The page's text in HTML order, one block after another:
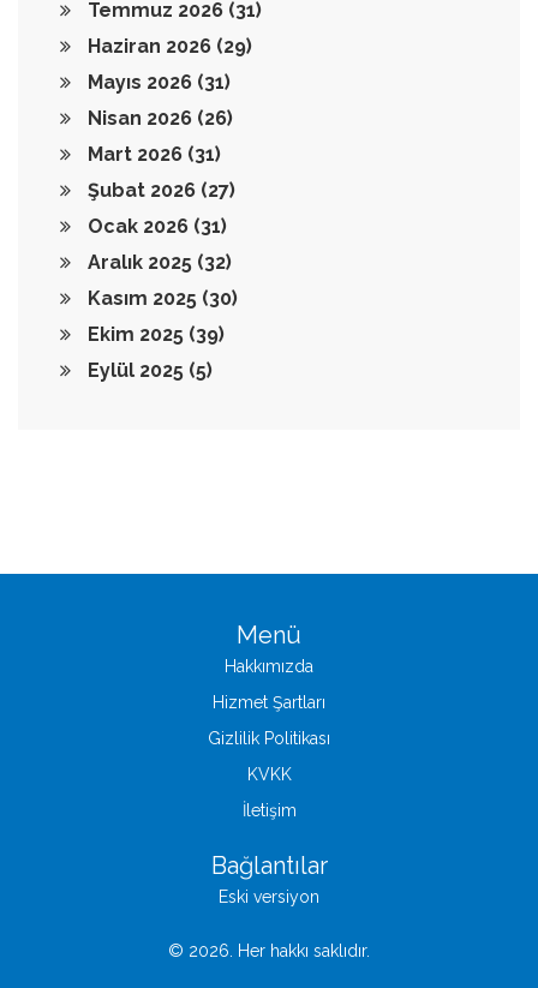
Temmuz 2026 (31)
Haziran 2026 (29)
Mayıs 2026 (31)
Nisan 2026 (26)
Mart 2026 (31)
Şubat 2026 (27)
Ocak 2026 (31)
Aralık 2025 (32)
Kasım 2025 (30)
Ekim 2025 (39)
Eylül 2025 (5)
Menü
Hakkımızda
Hizmet Şartları
Gizlilik Politikası
KVKK
İletişim
Bağlantılar
Eski versiyon
© 2026. Her hakkı saklıdır.